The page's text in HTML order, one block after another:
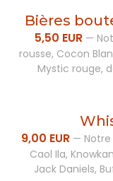
Bières
5,50 EUR —
rousse, Cocon
Mystic rouge,
9,00 EUR —
Caol Ila,
Jack Daniels,